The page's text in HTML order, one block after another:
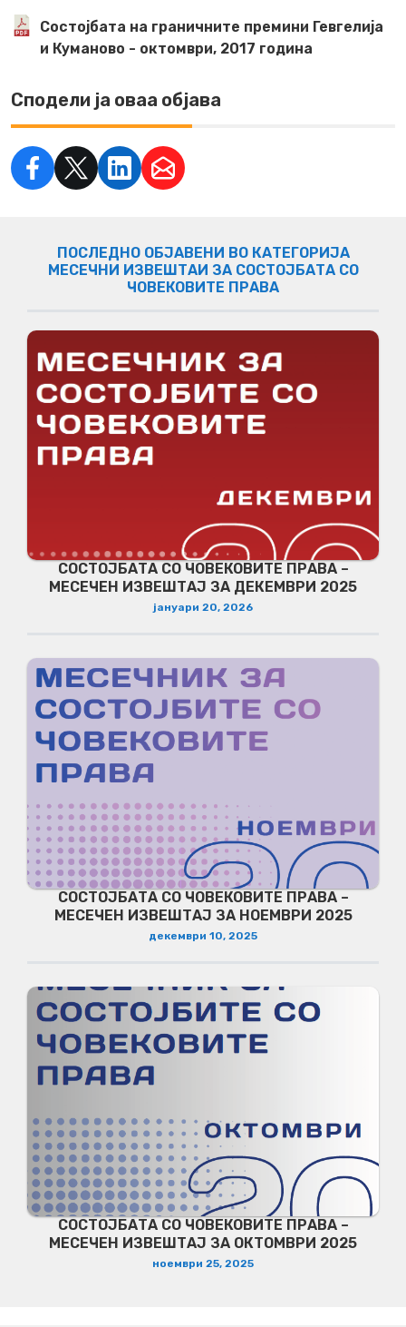
Состојбата на граничните премини Гевгелија
и Куманово - октомври, 2017 година
Сподели ја оваа објава
ПОСЛЕДНО ОБЈАВЕНИ ВО КАТЕГОРИЈА
МЕСЕЧНИ ИЗВЕШТАИ ЗА СОСТОЈБАТА СО
ЧОВЕКОВИТЕ ПРАВА
СОСТОЈБАТА СО ЧОВЕКОВИТЕ ПРАВА –
МЕСЕЧЕН ИЗВЕШТАЈ ЗА ДЕКЕМВРИ 2025
јануари 20, 2026
СОСТОЈБАТА СО ЧОВЕКОВИТЕ ПРАВА –
МЕСЕЧЕН ИЗВЕШТАЈ ЗА НОЕМВРИ 2025
декември 10, 2025
СОСТОЈБАТА СО ЧОВЕКОВИТЕ ПРАВА –
МЕСЕЧЕН ИЗВЕШТАЈ ЗА ОКТОМВРИ 2025
ноември 25, 2025